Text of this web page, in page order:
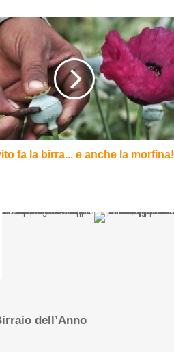
fa la birra... e anche la morfina!
dell’Anno